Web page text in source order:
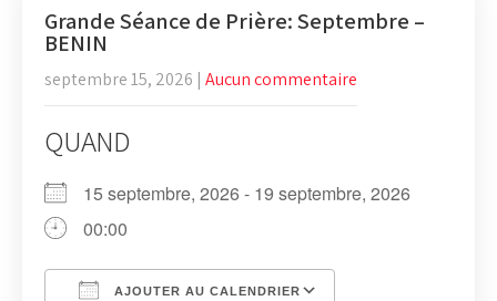
Grande Séance de Prière: Septembre –
BENIN
septembre 15, 2026 | Aucun commentaire
QUAND
15 septembre, 2026 - 19 septembre, 2026
00:00
AJOUTER AU CALENDRIER